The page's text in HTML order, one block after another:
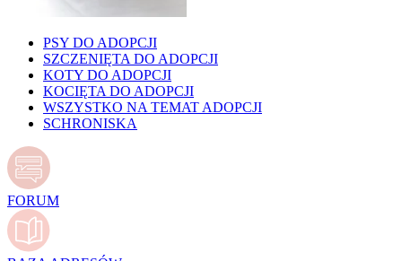
PSY DO ADOPCJI
SZCZENIĘTA DO ADOPCJI
KOTY DO ADOPCJI
KOCIĘTA DO ADOPCJI
WSZYSTKO NA TEMAT ADOPCJI
SCHRONISKA
FORUM